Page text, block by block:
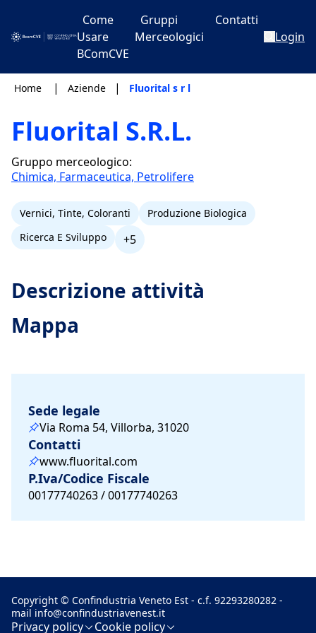
Come
Usare
BComCVE
Gruppi
Merceologici
Contatti
Login
Home | Aziende | Fluorital s r l
Fluorital S.R.L.
Gruppo merceologico:
Chimica, Farmaceutica, Petrolifere
Vernici, Tinte, Coloranti
Produzione Biologica
Ricerca E Sviluppo
+5
Descrizione attività
Mappa
Sede legale
Via Roma 54, Villorba, 31020
Contatti
www.fluorital.com
P.Iva/Codice Fiscale
00177740263 / 00177740263
Copyright © Confindustria Veneto Est - c.f. 92293280282 -
mail info@confindustriavenest.it
Privacy policy Cookie policy